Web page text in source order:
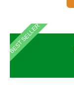
BEST SELLER